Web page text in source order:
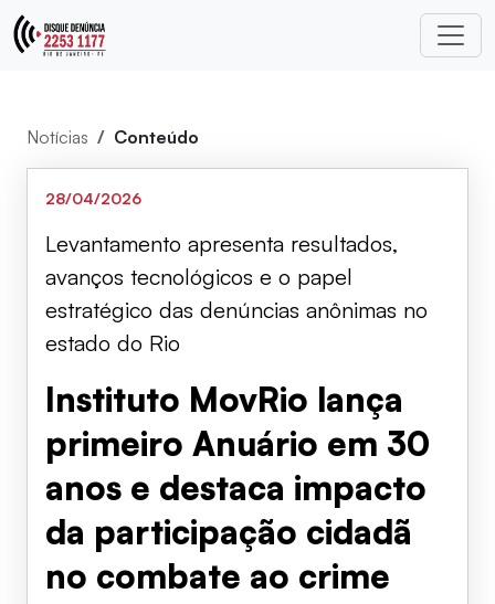
Notícias Conteúdo
28/04/2026
Levantamento apresenta resultados,
avanços tecnológicos e o papel
estratégico das denúncias anônimas no
estado do Rio
Instituto MovRio lança
primeiro Anuário em 30
anos e destaca impacto
da participação cidadã
no combate ao crime